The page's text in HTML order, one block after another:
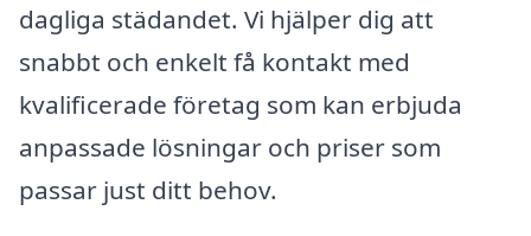
dagliga städandet. Vi hjälper dig att
snabbt och enkelt få kontakt med
kvalificerade företag som kan erbjuda
anpassade lösningar och priser som
passar just ditt behov.